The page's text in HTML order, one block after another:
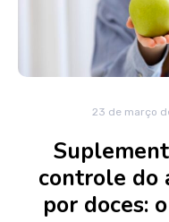
23 de março
controle do
por doces: